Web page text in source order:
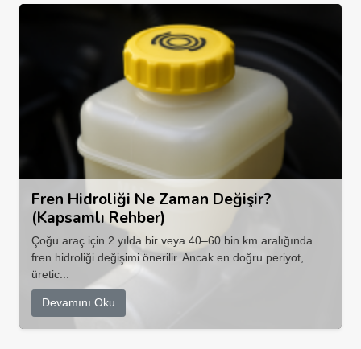
Fren Hidroliği Ne Zaman Değişir?
(Kapsamlı Rehber)
Çoğu araç için 2 yılda bir veya 40–60 bin km aralığında
fren hidroliği değişimi önerilir. Ancak en doğru periyot,
üretic...
Devamını Oku